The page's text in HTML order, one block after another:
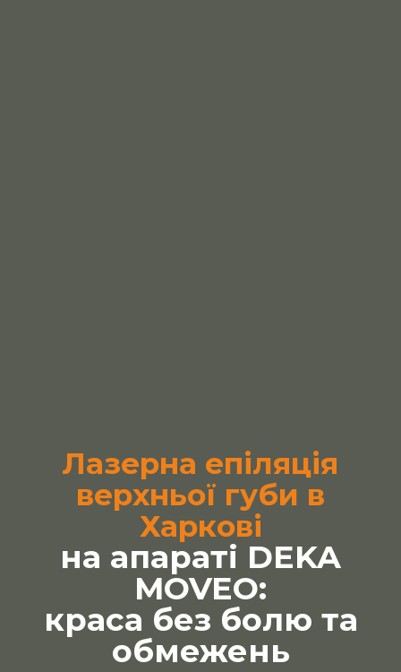
Лазерна епіляція
верхньої губи в
Харкові
на апараті DEKA
MOVEO:
краса без болю та
обмежень